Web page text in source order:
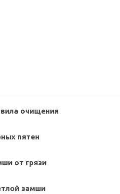
очищения
пятен
от грязи
замши